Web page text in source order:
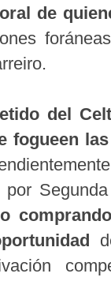
de
del
fogueen